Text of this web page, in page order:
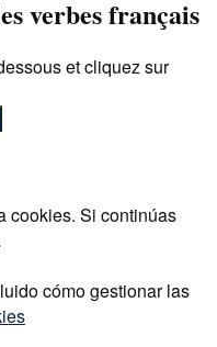
verbes français
et cliquez sur
cookies. Si continúas
cómo gestionar las